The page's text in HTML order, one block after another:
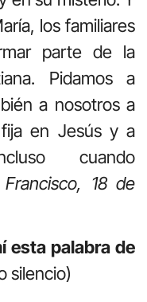
los familiares
parte de la
Pidamos a
a nosotros a
en Jesús y a
cuando
18 de
esta palabra de
silencio)